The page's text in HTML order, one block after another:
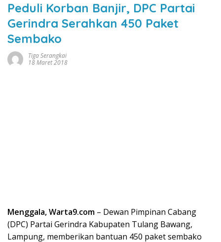
Peduli Korban Banjir, DPC Partai
Gerindra Serahkan 450 Paket
Sembako
Tiga Serangkai
18 Maret 2018
Menggala, Warta9.com – Dewan Pimpinan Cabang
(DPC) Partai Gerindra Kabupaten Tulang Bawang,
Lampung, memberikan bantuan 450 paket sembako